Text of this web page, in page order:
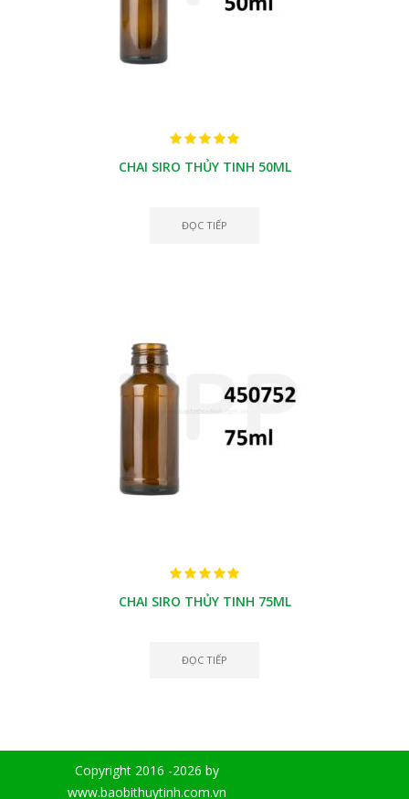
CHAI SIRO THỦY TINH 50ML
ĐỌC TIẾP
CHAI SIRO THỦY TINH 75ML
ĐỌC TIẾP
Copyright 2016 -2026 by
www.baobithuytinh.com.vn